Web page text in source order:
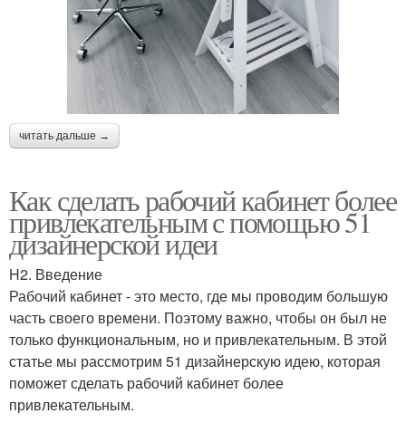
читать дальше →
Как сделать рабочий кабинет более
привлекательным с помощью 51
дизайнерской идеи
H2. Введение
Рабочий кабинет - это место, где мы проводим большую
часть своего времени. Поэтому важно, чтобы он был не
только функциональным, но и привлекательным. В этой
статье мы рассмотрим 51 дизайнерскую идею, которая
поможет сделать рабочий кабинет более
привлекательным.